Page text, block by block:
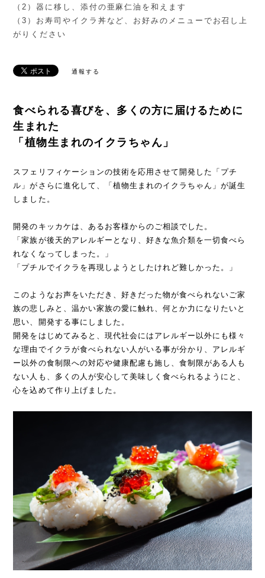
（2）器に移し、添付の亜麻仁油を和えます
（3）お寿司やイクラ丼など、お好みのメニューでお召し上
がりください
通報する
食べられる喜びを、多くの方に届けるために
生まれた
「植物生まれのイクラちゃん」
スフェリフィケーションの技術を応用させて開発した「プチ
ル」がさらに進化して、「植物生まれのイクラちゃん」が誕生
しました。
開発のキッカケは、あるお客様からのご相談でした。
「家族が後天的アレルギーとなり、好きな魚介類を一切食べら
れなくなってしまった。」
「プチルでイクラを再現しようとしたけれど難しかった。」
このようなお声をいただき、好きだった物が食べられないご家
族の悲しみと、温かい家族の愛に触れ、何とか力になりたいと
思い、開発する事にしました。
開発をはじめてみると、現代社会にはアレルギー以外にも様々
な理由でイクラが食べられない人がいる事が分かり、アレルギ
ー以外の食制限への対応や健康配慮も施し、食制限がある人も
ない人も、多くの人が安心して美味しく食べられるようにと、
心を込めて作り上げました。